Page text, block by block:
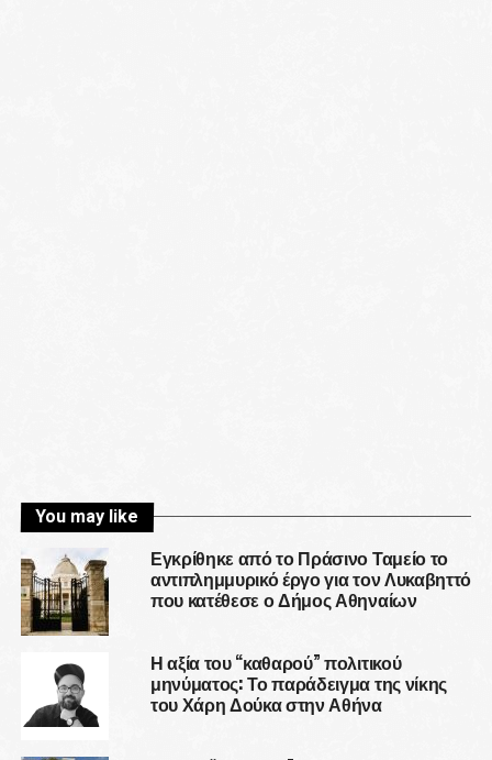
You may like
Εγκρίθηκε από το Πράσινο Ταμείο το
αντιπλημμυρικό έργο για τον Λυκαβηττό
που κατέθεσε ο Δήμος Αθηναίων
Η αξία του “καθαρού” πολιτικού
μηνύματος: Το παράδειγμα της νίκης
του Χάρη Δούκα στην Αθήνα